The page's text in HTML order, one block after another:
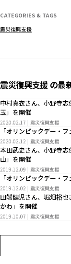
CATEGORIES & TAGS
震災復興支援
震災復興支援 の最
中村真衣さん、小野寺
玉」を開催
2020.02.17 震災復興支援
「オリンピックデー・
2020.02.12 震災復興支援
本田武史さん、小野寺
山」を開催
2019.12.09 震災復興支援
「オリンピックデー・
2019.12.02 震災復興支援
田端健児さん、堀畑裕
かわ」を開催
2019.10.07 震災復興支援